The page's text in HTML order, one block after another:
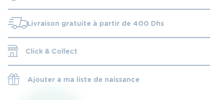
Livraison gratuite à partir de 400 Dhs
Click & Collect
Ajouter a ma liste de naissance